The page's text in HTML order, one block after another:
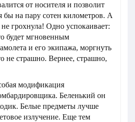
от носителя и позволит
бы на пару сотен километров. А
грохнула! Одно успокаивает:
будет мгновенным
и его экипажа, моргнуть
не страшно. Вернее, страшно,
модификация
Беленький он
Белые предметы лучше
излучение. Еще тем